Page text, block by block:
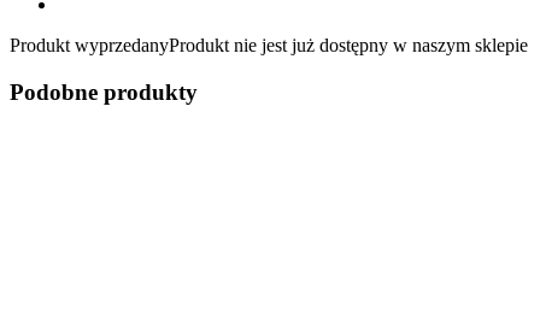
Produkt wyprzedanyProdukt nie jest już dostępny w naszym sklepie
Podobne produkty